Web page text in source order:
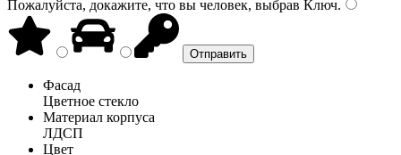
Пожалуйста, докажите, что вы человек, выбрав Ключ.
Фасад
Цветное стекло
Материал корпуса
ЛДСП
Цвет